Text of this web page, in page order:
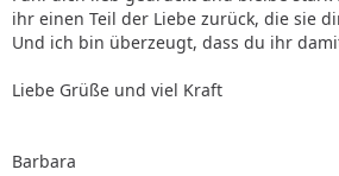
ihr einen Teil der Liebe zurück, die sie
Und ich bin überzeugt, dass du ihr
Liebe Grüße und viel Kraft
Barbara